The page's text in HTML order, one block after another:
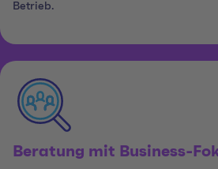
Betrieb.
Beratung mit Business-